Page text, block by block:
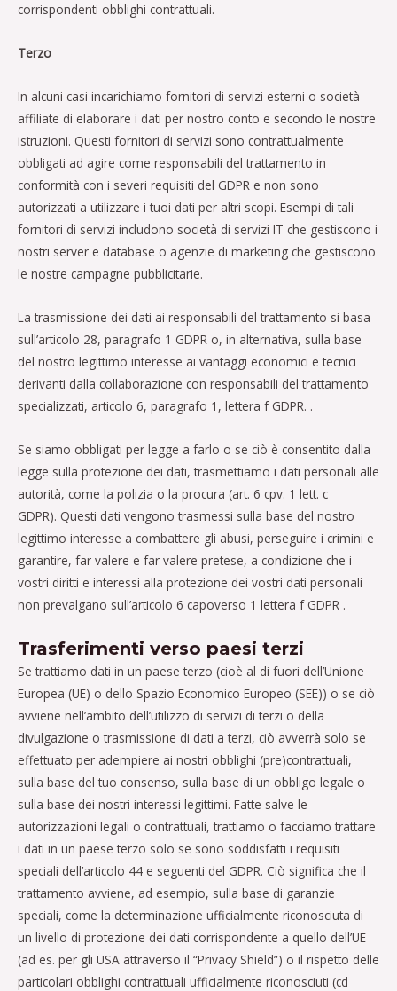
corrispondenti obblighi contrattuali.
Terzo
In alcuni casi incarichiamo fornitori di servizi esterni o società
affiliate di elaborare i dati per nostro conto e secondo le nostre
istruzioni. Questi fornitori di servizi sono contrattualmente
obbligati ad agire come responsabili del trattamento in
conformità con i severi requisiti del GDPR e non sono
autorizzati a utilizzare i tuoi dati per altri scopi. Esempi di tali
fornitori di servizi includono società di servizi IT che gestiscono i
nostri server e database o agenzie di marketing che gestiscono
le nostre campagne pubblicitarie.
La trasmissione dei dati ai responsabili del trattamento si basa
sull’articolo 28, paragrafo 1 GDPR o, in alternativa, sulla base
del nostro legittimo interesse ai vantaggi economici e tecnici
derivanti dalla collaborazione con responsabili del trattamento
specializzati, articolo 6, paragrafo 1, lettera f GDPR. .
Se siamo obbligati per legge a farlo o se ciò è consentito dalla
legge sulla protezione dei dati, trasmettiamo i dati personali alle
autorità, come la polizia o la procura (art. 6 cpv. 1 lett. c
GDPR). Questi dati vengono trasmessi sulla base del nostro
legittimo interesse a combattere gli abusi, perseguire i crimini e
garantire, far valere e far valere pretese, a condizione che i
vostri diritti e interessi alla protezione dei vostri dati personali
non prevalgano sull’articolo 6 capoverso 1 lettera f GDPR .
Trasferimenti verso paesi terzi
Se trattiamo dati in un paese terzo (cioè al di fuori dell’Unione
Europea (UE) o dello Spazio Economico Europeo (SEE)) o se ciò
avviene nell’ambito dell’utilizzo di servizi di terzi o della
divulgazione o trasmissione di dati a terzi, ciò avverrà solo se
effettuato per adempiere ai nostri obblighi (pre)contrattuali,
sulla base del tuo consenso, sulla base di un obbligo legale o
sulla base dei nostri interessi legittimi. Fatte salve le
autorizzazioni legali o contrattuali, trattiamo o facciamo trattare
i dati in un paese terzo solo se sono soddisfatti i requisiti
speciali dell’articolo 44 e seguenti del GDPR. Ciò significa che il
trattamento avviene, ad esempio, sulla base di garanzie
speciali, come la determinazione ufficialmente riconosciuta di
un livello di protezione dei dati corrispondente a quello dell’UE
(ad es. per gli USA attraverso il “Privacy Shield”) o il rispetto delle
particolari obblighi contrattuali ufficialmente riconosciuti (cd